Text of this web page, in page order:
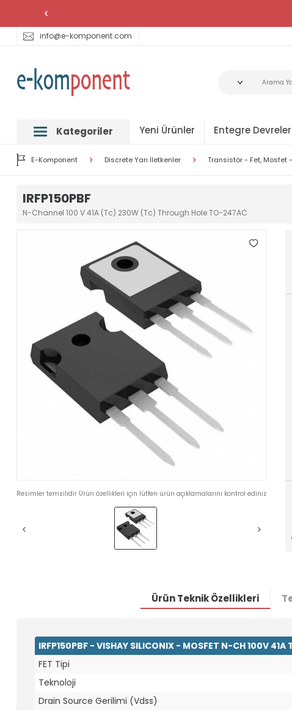
info@e-komponent.com
Kategoriler Yeni Ürünler Entegre Devreler
E-Komponent Discrete Yarı İletkenler Transistör - Fet, Mosfet
IRFP150PBF
N-Channel 100 V 41A (Tc) 230W (Tc) Through Hole TO-247AC
Resimler temsilidir Ürün özellikleri için lütfen ürün açıklamalarını kontrol ediniz
Ürün Teknik Özellikleri
IRFP150PBF - VISHAY SILICONIX - MOSFET N-CH 100V
FET Tipi
Teknoloji
Drain Source Gerilimi (Vdss)